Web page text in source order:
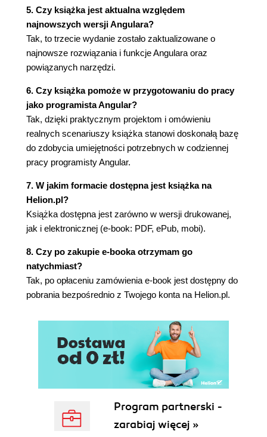
Ćwiczenie
Materiały dodatkowe
Rozdział 4. Budowanie aplikacji pogodowej w
technice PWA przy użyciu mechanizmu Service
Podstawowe koncepcje i kontekst
Omówienie projektu
Rozpoczęcie pracy
Konfigurowanie API usługi OpenWeather
Wyświetlanie danych pogodowych
Komunikacja z API usługi OpenWeather
Wyświetlanie informacji o pogodzie w danym
mieście
Dodawanie trybu autonomicznego dzięki
Utrzymywanie aktualności aplikacji dzięki
Wdrażanie aplikacji w Hostingu Firebase
Podsumowanie
Rozdział 5. Budowanie okienkowego edytora
WYSIWYG przy użyciu platformy Electron
Podstawowe koncepcje i kontekst
Omówienie projektu
Rozpoczęcie pracy
Dodawanie do Angulara biblioteki edytora
5. Czy książka jest aktualna względem
najnowszych wersji Angulara?
Tak, to trzecie wydanie zostało zaktualizowane o
najnowsze rozwiązania i funkcje Angulara oraz
powiązanych narzędzi.
6. Czy książka pomoże w przygotowaniu do pracy
jako programista Angular?
Tak, dzięki praktycznym projektom i omówieniu
realnych scenariuszy książka stanowi doskonałą bazę
do zdobycia umiejętności potrzebnych w codziennej
pracy programisty Angular.
7. W jakim formacie dostępna jest książka na
Helion.pl?
Książka dostępna jest zarówno w wersji drukowanej,
jak i elektronicznej (e-book: PDF, ePub, mobi).
8. Czy po zakupie e-booka otrzymam go
natychmiast?
Tak, po opłaceniu zamówienia e-book jest dostępny do
pobrania bezpośrednio z Twojego konta na Helion.pl.
Program partnerski -
zarabiaj więcej »